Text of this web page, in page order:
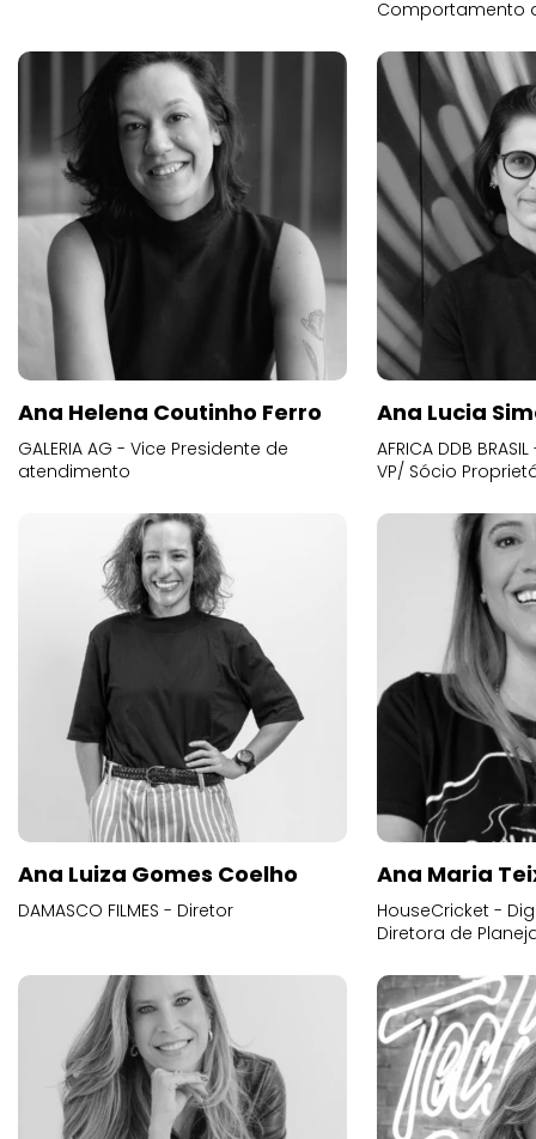
Comportamento
Ana Helena Coutinho Ferro
GALERIA AG - Vice Presidente de
atendimento
Ana Lucia
AFRICA DDB
VP/ Sócio
Ana Luiza Gomes Coelho
DAMASCO FILMES - Diretor
Ana Maria
HouseCricket -
Diretora de